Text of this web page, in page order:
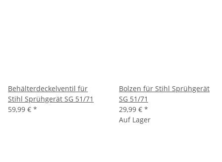
Behälterdeckelventil für
Stihl Sprühgerät SG 51/71
59,99 € *
Bolzen für Stihl Sprühgerät
SG 51/71
29,99 € *
Auf Lager